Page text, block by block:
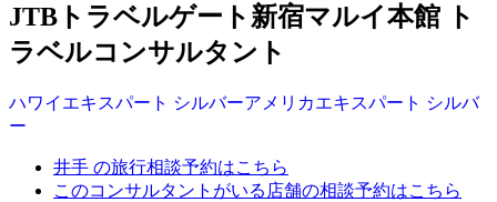
JTBトラベルゲート新宿マルイ本館 ト
ラベルコンサルタント
ハワイ エキスパート シルバーアメリカエキスパート シルバ
ー
井手 の旅行相談予約はこちら
このコンサルタントがいる店舗の相談予約はこちら